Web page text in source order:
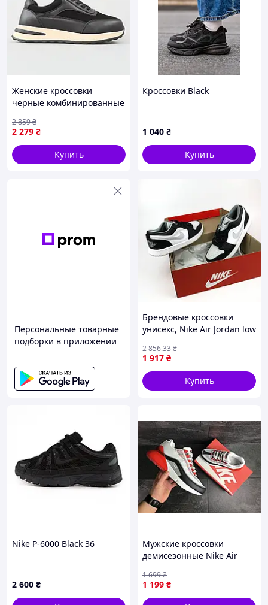
Женские кроссовки
черные комбинированные
спортивные Seli Жіночі
кросівки чорні комбіновані
шкіра замша
2 279 ₴
2 859₴
Купить
Кроссовки Black
1 040 ₴
Купить
Персональные товарные
подборки в приложении
Брендовые кроссовки
унисекс, Nike Air Jordan low
1 917 ₴
2 856.33₴
Купить
Nike P-6000 Black 36
2 600 ₴
Мужские кроссовки
демисезонные Nike Air
белые 44 45 46
1 199 ₴
1 699₴